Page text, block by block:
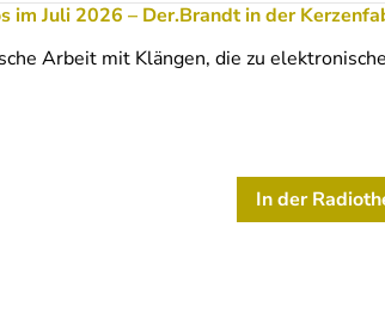
im Juli 2026 – Der.Brandt in der
Arbeit mit Klängen, die zu
In der